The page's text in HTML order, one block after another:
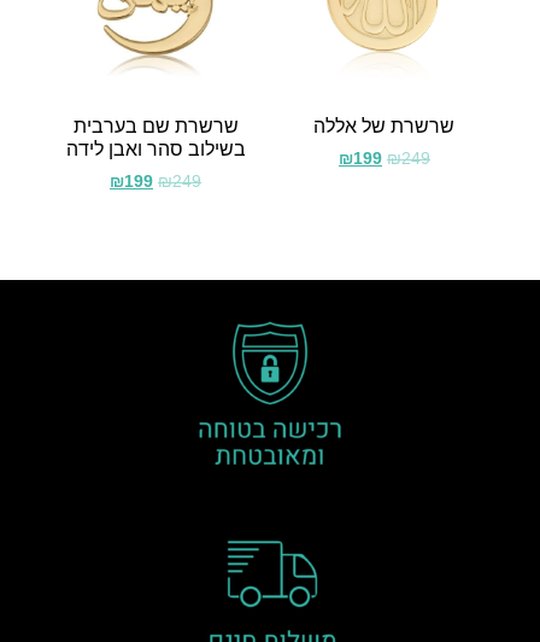
שרשרת של אללה
₪249
₪199
שרשרת שם בערבית
בשילוב סהר ואבן לידה
₪249
₪199